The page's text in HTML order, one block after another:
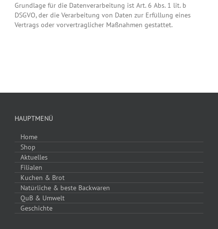
Grundlage für die Datenverarbeitung ist Art. 6 Abs. 1 lit. b
DSGVO, der die Verarbeitung von Daten zur Erfüllung eines
Vertrags oder vorvertraglicher Maßnahmen gestattet.
HAUPTMENÜ
Shop
Aktuelles
Filialen
Kuchen & Brot
Natürliche & beste Backwaren
QuB & Umwelt
Geschichte